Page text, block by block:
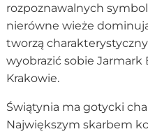
rozpoznawalnych
nierówne wieże
tworzą
wyobrazić sobie
Krakowie.
Świątynia ma gotycki
Największym skarbem